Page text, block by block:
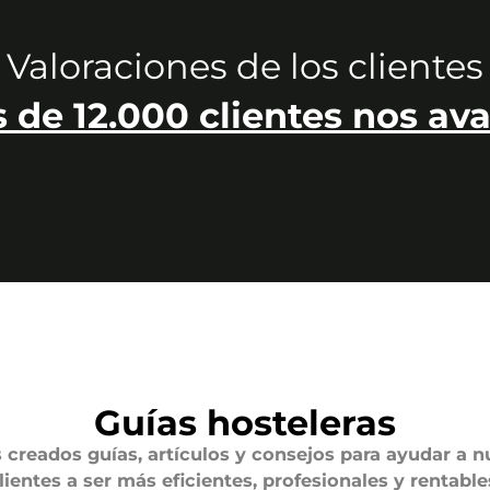
Valoraciones de los clientes
de 12.000 clientes nos
Guías hosteleras
creados guías, artículos y consejos para ayudar a
a ser más eficientes, profesionales y